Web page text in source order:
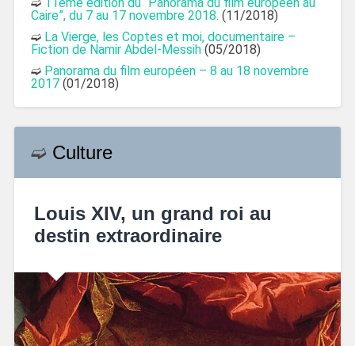
Caire”, du 7 au 17 novembre 2018. (11/2018)
➫ La Vierge, les Coptes et moi, documentaire –
Fiction de Namir Abdel-Messih(05/2018)
➫ Panorama du film européen – 8 au 18 novembre
2017(01/2018)
➫ Culture
Louis XIV, un grand roi au
destin extraordinaire